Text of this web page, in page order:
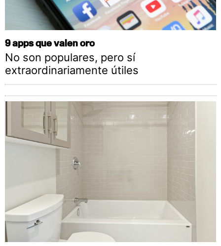
9 apps que valen oro
No son populares, pero sí
extraordinariamente útiles